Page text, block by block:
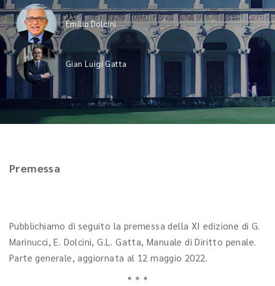
Emilio Dolcini
Gian Luigi Gatta
Premessa
Pubblichiamo di seguito la premessa della XI edizione di G.
Marinucci, E. Dolcini, G.L. Gatta, Manuale di Diritto penale.
Parte generale, aggiornata al 12 maggio 2022.
* * *